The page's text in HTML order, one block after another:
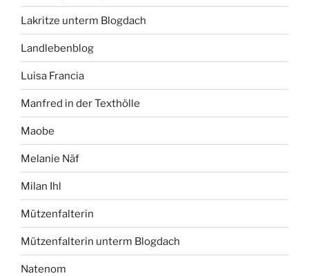
Lakritze unterm Blogdach
Landlebenblog
Luisa Francia
Manfred in der Texthölle
Maobe
Melanie Näf
Milan Ihl
Mützenfalterin
Mützenfalterin unterm Blogdach
Natenom